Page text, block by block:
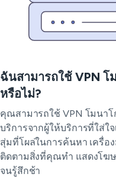
ฉันสามารถใช้ VPN โ
หรือไม่?
คุณสามารถใช้ VPN โมนา
บริการจากผู้ให้บริการที่ใส่ใ
สุ่มที่โผล่ในการค้นหา เครื่อ
ติดตามสิ่งที่คุณทำ แสดงโฆ
จนรู้สึกช้า